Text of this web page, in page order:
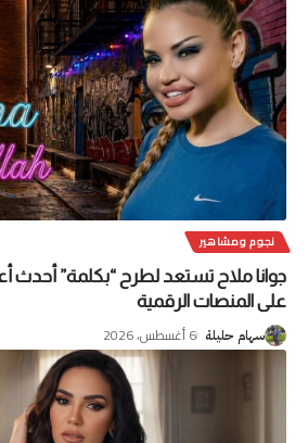
نجوم ومشاهير
جوانا ملاح تستعد لطرح “بكلمة” أحدث
على المنصات الرقمية
سهام حليلة 6 أغسطس، 2026